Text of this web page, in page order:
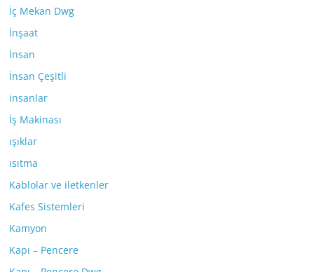
İç Mekan Dwg
İnşaat
İnsan
İnsan Çeşitli
insanlar
İş Makinası
ışıklar
ısıtma
Kablolar ve iletkenler
Kafes Sistemleri
Kamyon
Kapı – Pencere